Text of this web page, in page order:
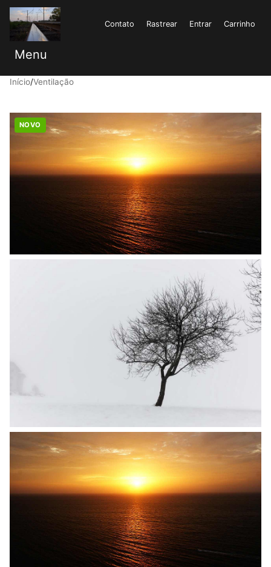
Contato Rastrear Entrar Carrinho
Menu
Início/Ventilação
NOVO